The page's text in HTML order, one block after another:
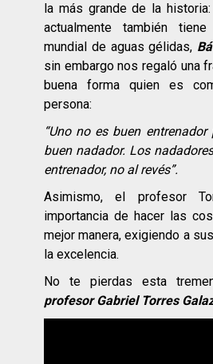
la más grande de la historia:
actualmente también
mundial de aguas gélidas,
sin embargo nos regaló una
buena forma quien es
persona:
“Uno no es buen
buen nadador. Los
entrenador, no al revés”.
Asimismo, el profesor
importancia de hacer las
mejor manera, exigiendo a
la excelencia.
No te pierdas esta
profesor Gabriel Torres